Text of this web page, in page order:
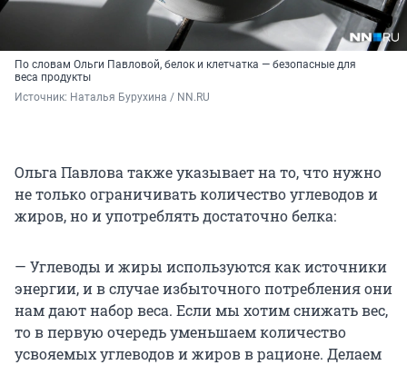
По словам Ольги Павловой, белок и клетчатка — безопасные для
веса продукты
Источник: Наталья Бурухина / NN.RU
Ольга Павлова также указывает на то, что нужно
не только ограничивать количество углеводов и
жиров, но и употреблять достаточно белка:
— Углеводы и жиры используются как источники
энергии, и в случае избыточного потребления они
нам дают набор веса. Если мы хотим снижать вес,
то в первую очередь уменьшаем количество
усвояемых углеводов и жиров в рационе. Делаем